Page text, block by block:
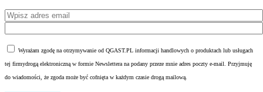
Wyrażam zgodę na otrzymywanie od QGAST.PL informacji handlowych o produktach lub usługach
tej firmydrogą elektroniczną w formie Newslettera na podany przeze mnie adres poczty e-mail. Przyjmuję
do wiadomości, że zgoda może być cofnięta w każdym czasie drogą mailową.